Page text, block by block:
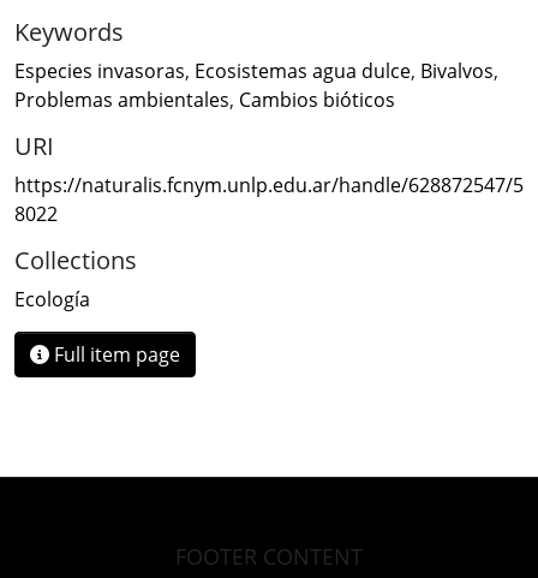
Keywords
Especies invasoras, Ecosistemas agua dulce, Bivalvos,
Problemas ambientales, Cambios bióticos
URI
https://naturalis.fcnym.unlp.edu.ar/handle/628872547/5
8022
Collections
Ecología
Full item page
FOOTER CONTENT